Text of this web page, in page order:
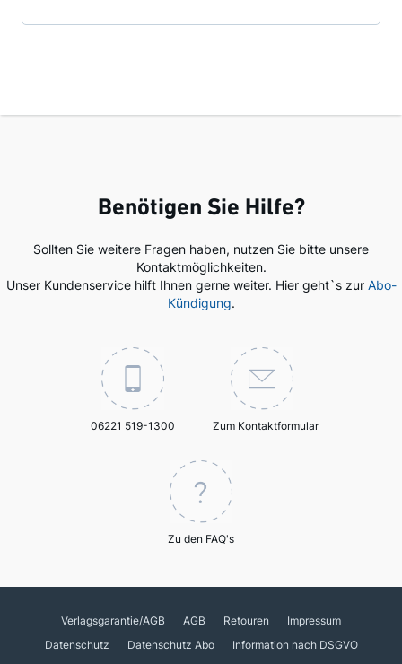
Benötigen Sie Hilfe?
Sollten Sie weitere Fragen haben, nutzen Sie bitte unsere
Kontaktmöglichkeiten.
Unser Kundenservice hilft Ihnen gerne weiter. Hier geht`s zur Abo-
Kündigung.
06221 519-1300 Zum Kontaktformular
Zu den FAQ's
Verlagsgarantie/AGB AGB Retouren
Impressum
Datenschutz
Datenschutz Abo
Information nach DSGVO